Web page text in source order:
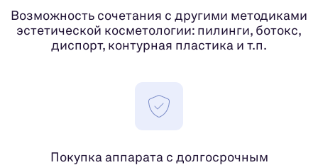
Возможность сочетания с другими методиками
эстетической косметологии: пилинги, ботокс,
диспорт, контурная пластика и т.п.
Покупка аппарата с долгосрочным